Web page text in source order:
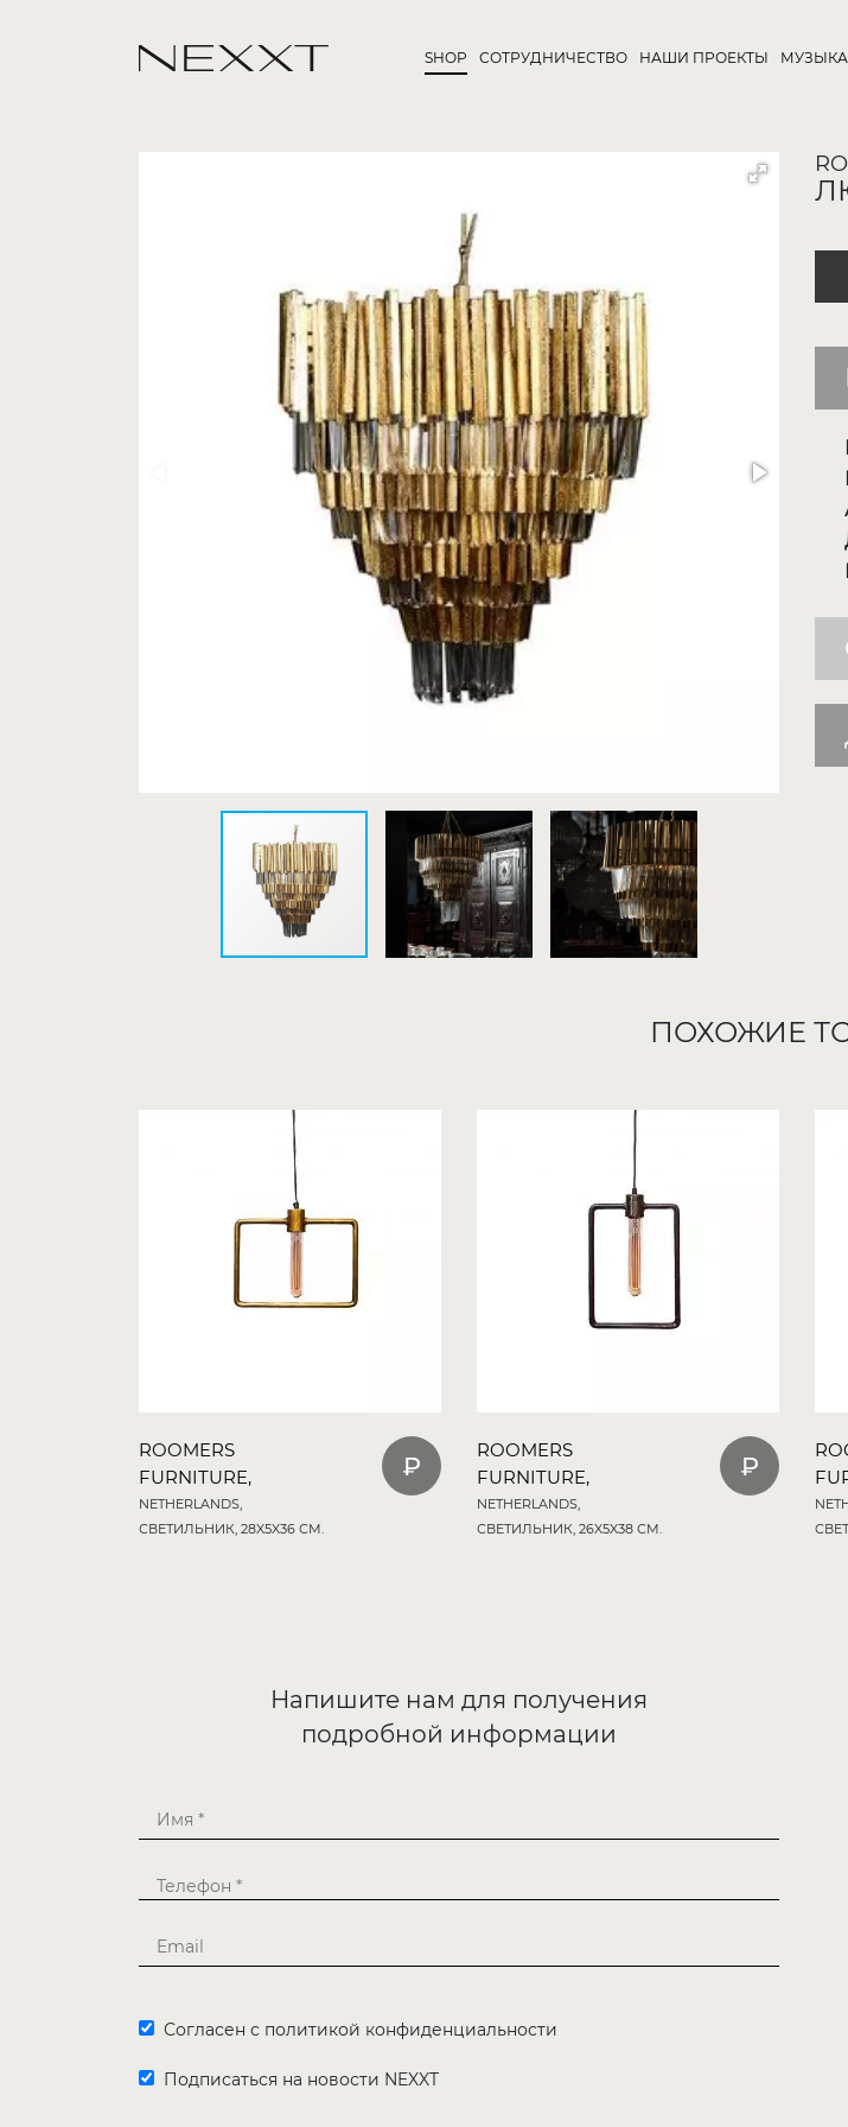
SHOP СОТРУДНИЧЕСТВО НАШИ ПРОЕКТЫ МУЗЫКА
ПОХОЖИЕ
ROOMERS
FURNITURE,
NETHERLANDS,
СВЕТИЛЬНИК, 28X5X36 СМ.
ROOMERS
FURNITURE,
NETHERLANDS,
СВЕТИЛЬНИК, 26X5X38 СМ.
Напишите нам для получения
подробной информации
Согласен с политикой конфиденциальности
Подписаться на новости NEXXT